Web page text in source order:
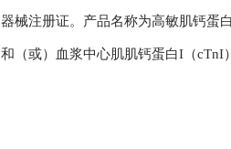
器械注册证。产品名称为高敏肌钙蛋
和（或）血浆中心肌肌钙蛋白I（cTnI